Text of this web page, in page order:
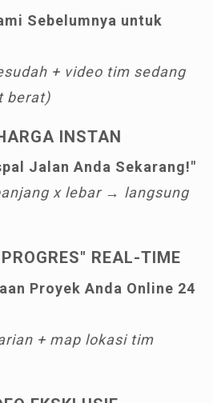
Sebelumnya untuk
+ video tim sedang
berat)
INSTAN
Jalan Anda Sekarang!"
x lebar → langsung
REAL-TIME
Proyek Anda Online 24
+ map lokasi tim